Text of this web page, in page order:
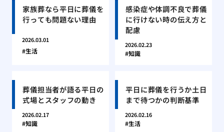
家族葬なら平日に葬儀を
行っても問題ない理由
2026.03.01
生活
感染症や体調不良で葬儀
に行けない時の伝え方と
配慮
2026.02.23
知識
葬儀担当者が語る平日の
式場とスタッフの動き
2026.02.17
知識
平日に葬儀を行うか土日
まで待つかの判断基準
2026.02.16
生活